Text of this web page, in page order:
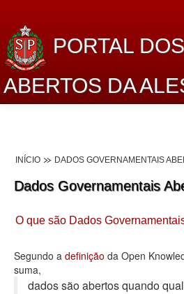
PORTAL
ABERTOS DA
Lei de Acesso à Informação
Dados Governamentais Abertos
Planejamento
Catálogo de dados
INÍCIO DADOS GOVERNAMENTAIS
Dados Governamentais
O que são Dados
Segundo a definição da Open
suma,
dados são abertos quando